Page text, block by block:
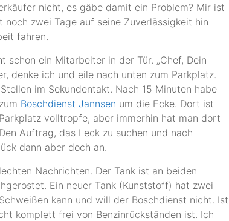
nicht, es gäbe damit ein Problem? Mir ist
zwei Tage auf seine Zuverlässigkeit hin
fahren.
schon ein Mitarbeiter in der Tür. „Chef, Dein
denke ich und eile nach unten zum Parkplatz.
im Sekundentakt. Nach 15 Minuten habe
Boschdienst Jannsen um die Ecke. Dort ist
volltropfe, aber immerhin hat man dort
Auftrag, das Leck zu suchen und nach
dann aber doch an.
Nachrichten. Der Tank ist an beiden
Ein neuer Tank (Kunststoff) hat zwei
kann und will der Boschdienst nicht. Ist
komplett frei von Benzinrückständen ist. Ich